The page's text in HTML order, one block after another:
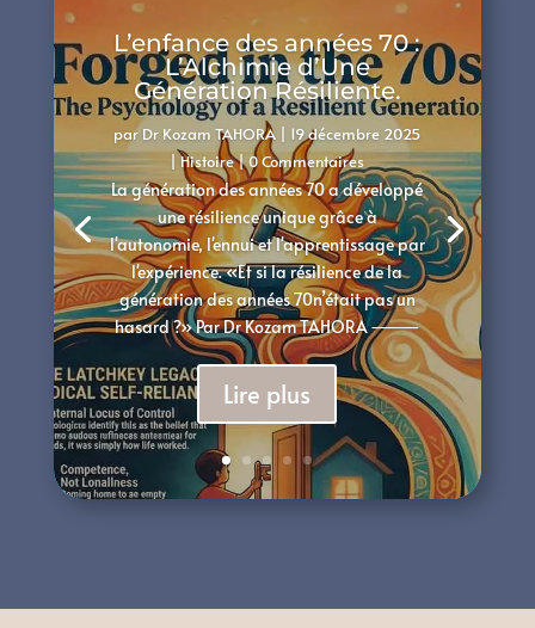
L’enfance des années 70 :
L’Alchimie d’Une
Génération Résiliente.
par Dr Kozam TAHORA | 19 décembre 2025
|Histoire| 0 Commentaires
La génération des années 70 a développé
une résilience unique grâce à
l'autonomie, l'ennui et l'apprentissage par
l'expérience. «Et si la résilience de la
génération des années 70n’était pas un
hasard ?» Par Dr Kozam TAHORA ⸻
Lire plus